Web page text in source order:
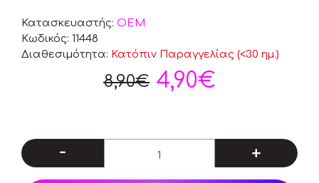
Κατασκευαστής: OEM
Κωδικός: 11448
Διαθεσιμότητα: Κατόπιν Παραγγελίας (<30 ημ.)
8,90€ 4,90€
- +